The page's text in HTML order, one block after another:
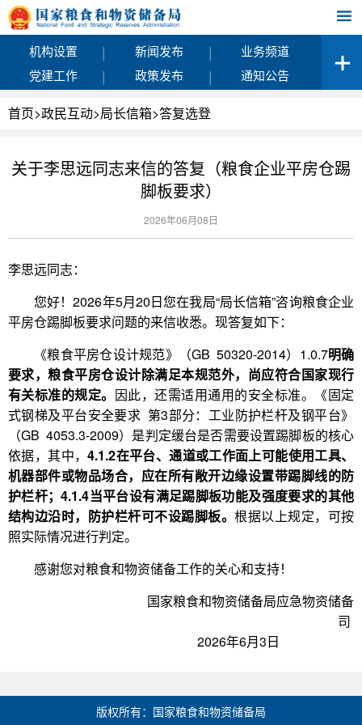
机构设置 | 新闻发布 |
业务频道
党建工作
| 政策发布 | 通知公告
首页>政民互动>局长信箱>答复选登
关于李思远同志来信的答复（粮食企业平房仓踢
脚板要求）
2026年06月08日
李思远同志：
您好！2026年5月20日您在我局“局长信箱”咨询粮食企业
平房仓踢脚板要求问题的来信收悉。现答复如下：
《粮食平房仓设计规范》（GB 50320-2014）1.0.7明确
要求，粮食平房仓设计除满足本规范外，尚应符合国家现行
有关标准的规定。 因此，还需适用通用的安全标准。《固定
式钢梯及平台安全要求 第3部分：工业防护栏杆及钢平台》
（GB 4053.3-2009）是判定缓台是否需要设置踢脚板的核心
依据，其中，4.1.2在平台、通道或工作面上可能使用工具、
机器部件或物品场合，应在所有敞开边缘设置带踢脚线的防
护栏杆；4.1.4当平台设有满足踢脚板功能及强度要求的其他
结构边沿时，防护栏杆可不设踢脚板。根据以上规定，可按
照实际情况进行判定。
感谢您对粮食和物资储备工作的关心和支持！
国家粮食和物资储备局应急物资储备
司
2026年6月3日
版权所有：国家粮食和物资储备局